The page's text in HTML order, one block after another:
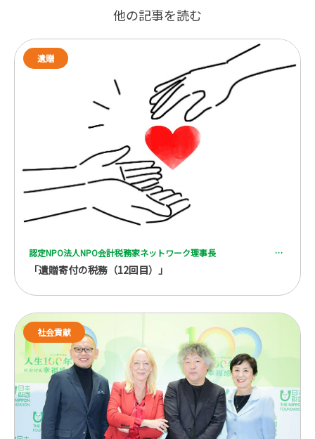
他の記事を読む
認定NPO法人NPO会計税務家ネットワーク理事長 一般社団法人 全国レガシーギフト協会理事 税理士 脇坂 誠也
「遺贈寄付の税務（12回目）」
遺贈
社会貢献